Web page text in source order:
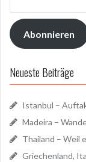
Adresse
Abonnieren
Neueste Beiträge
Istanbul –
Madeira –
Thailand – Weil
Griechenland,